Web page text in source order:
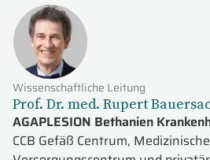
Wissenschaftliche Leitung
Prof. Dr. med. Rupert
AGAPLESION Bethanien
CCB Gefäß Centrum,